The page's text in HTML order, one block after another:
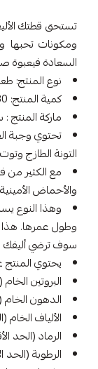
تستحق قطتك
ومكونات
السعادة فيعبوة
نوع المنتج:
كمية المنتج: 80 جرام
ماركة المنتج :
التونة الطازج
والأحماض
وهذا النوع
سوف ترضي أليفك
يحتوي المنتج
البروتين الخام
الدهون الخام
الألياف الخام
الرماد (الحد
الرطوبة (الحد